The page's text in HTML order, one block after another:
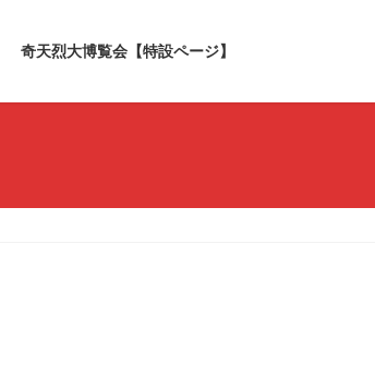
奇天烈大博覧会【特設ページ】